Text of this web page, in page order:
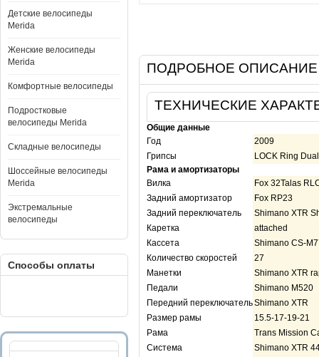
Детские велосипеды
Merida
Женские велосипеды
Merida
Комфортные велосипеды
Подростковые
велосипеды Merida
Складные велосипеды
Шоссейные велосипеды
Merida
Экстремальные
велосипеды
Способы оплаты
ПОДРОБНОЕ ОПИСАНИЕ
ТЕХНИЧЕСКИЕ
Общие данные
Год
2009
Грипсы
LOCK Ring Dual
Рама и амортизаторы
Вилка
Fox 32Talas
Задний амортизатор
Fox RP23
Задний переключатель
Shimano XTR
Каретка
attached
Кассета
Shimano CS-
Количество скоростей
27
Манетки
Shimano XTR
Педали
Shimano M520
Передний переключательShimano XTR
Размер рамы
15.5-17-19-21
Рама
Trans Mission
Система
Shimano XTR